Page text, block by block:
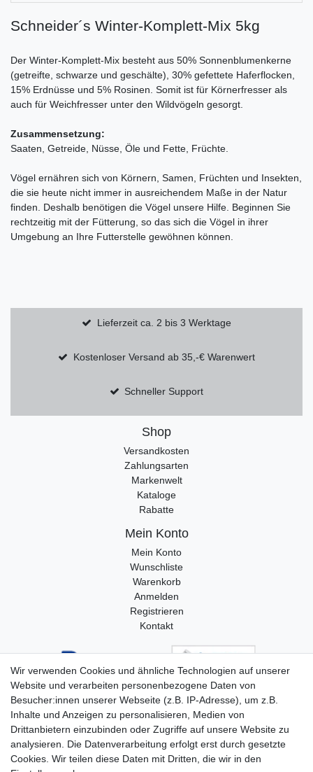
Schneider´s Winter-Komplett-Mix 5kg
Der Winter-Komplett-Mix besteht aus 50% Sonnenblumenkerne
(getreifte, schwarze und geschälte), 30% gefettete Haferflocken,
15% Erdnüsse und 5% Rosinen. Somit ist für Körnerfresser als
auch für Weichfresser unter den Wildvögeln gesorgt.
Zusammensetzung:
Saaten, Getreide, Nüsse, Öle und Fette, Früchte.
Vögel ernähren sich von Körnern, Samen, Früchten und Insekten,
die sie heute nicht immer in ausreichendem Maße in der Natur
finden. Deshalb benötigen die Vögel unsere Hilfe. Beginnen Sie
rechtzeitig mit der Fütterung, so das sich die Vögel in ihrer
Umgebung an Ihre Futterstelle gewöhnen können.
Lieferzeit ca. 2 bis 3 Werktage
Kostenloser Versand ab 35,-€ Warenwert
Schneller Support
Shop
Versandkosten
Zahlungsarten
Markenwelt
Kataloge
Rabatte
Mein Konto
Mein Konto
Wunschliste
Warenkorb
Anmelden
Registrieren
Kontakt
Wir verwenden Cookies und ähnliche Technologien auf unserer
Website und verarbeiten personenbezogene Daten von
Besucher:innen unserer Webseite (z.B. IP-Adresse), um z.B.
Inhalte und Anzeigen zu personalisieren, Medien von
Drittanbietern einzubinden oder Zugriffe auf unsere Website zu
analysieren. Die Datenverarbeitung erfolgt erst durch gesetzte
Cookies. Wir teilen diese Daten mit Dritten, die wir in den